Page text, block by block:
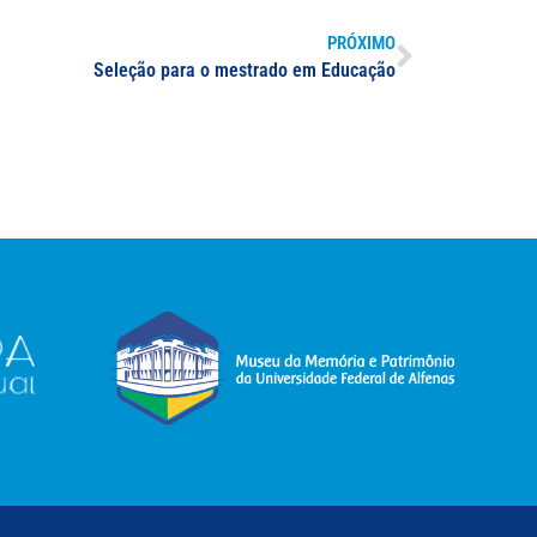
PRÓXIMO
Seleção para o mestrado em Educação